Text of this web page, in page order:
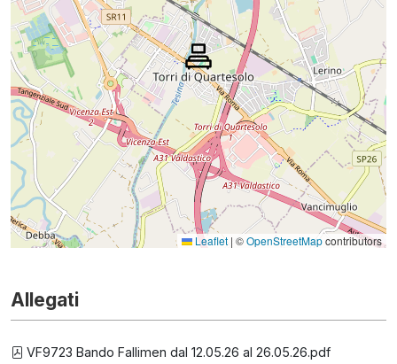
Leaflet | ©OpenStreetMapcontributors
Allegati
VF9723 Bando Fallimen dal 12.05.26 al 26.05.26.pdf